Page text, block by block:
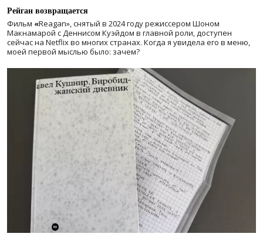
Рейган возвращается
Фильм «Reagan», снятый в 2024 годурежиссером Шоном
Макнамарой с Деннисом Куэйдом в главной роли, доступен
сейчас на Netflix во многих странах. Когда я увидела его в меню,
моей первой мыслью было: зачем?